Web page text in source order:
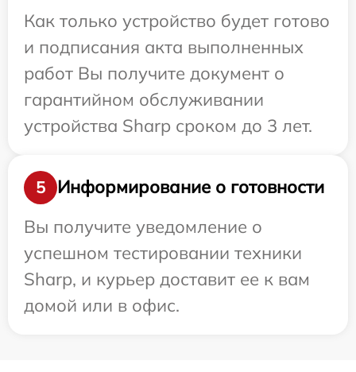
Как только устройство будет готово
и подписания акта выполненных
работ Вы получите документ о
гарантийном обслуживании
устройства Sharp сроком до 3 лет.
5
Информирование о готовности
Вы получите уведомление о
успешном тестировании техники
Sharp, и курьер доставит ее к вам
домой или в офис.